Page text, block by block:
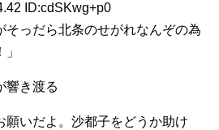
ID:cdSKwg+p0
そっだら北条のせがれなんぞの為
響き渡る
願いだよ。沙都子をどうか助け